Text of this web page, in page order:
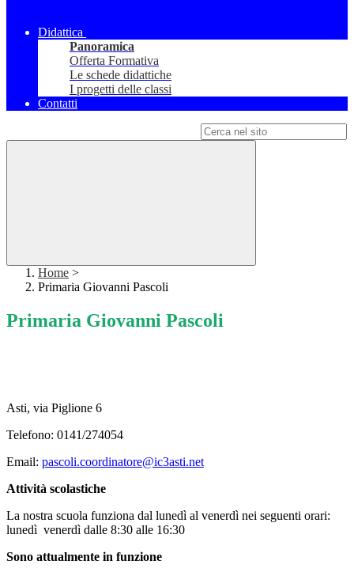
Didattica
Panoramica
Offerta Formativa
Le schede didattiche
I progetti delle classi
Contatti
Home >
Primaria Giovanni Pascoli
Primaria Giovanni Pascoli
Asti, via Piglione 6
Telefono: 0141/274054
Email: pascoli.coordinatore@ic3asti.net
Attività scolastiche
La nostra scuola funziona dal lunedì al venerdì nei seguenti orari:
lunedì venerdì dalle 8:30 alle 16:30
Sono attualmente in funzione